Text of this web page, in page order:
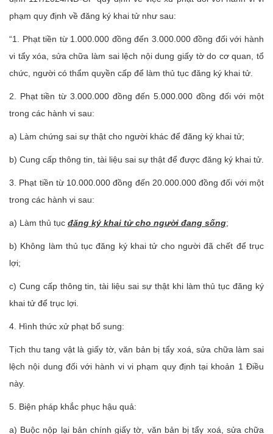
phạm quy định về đăng ký khai tử như sau:
“1. Phạt tiền từ 1.000.000 đồng đến 3.000.000 đồng đối với hành
vi tẩy xóa, sửa chữa làm sai lệch nội dung giấy tờ do cơ quan, tổ
chức, người có thẩm quyền cấp để làm thủ tục đăng ký khai tử.
2. Phạt tiền từ 3.000.000 đồng đến 5.000.000 đồng đối với một
trong các hành vi sau:
a) Làm chứng sai sự thật cho người khác để đăng ký khai tử;
b) Cung cấp thông tin, tài liệu sai sự thật để được đăng ký khai tử.
3. Phạt tiền từ 10.000.000 đồng đến 20.000.000 đồng đối với một
trong các hành vi sau:
a) Làm thủ tục đăng ký khai tử cho người đang sống;
b) Không làm thủ tục đăng ký khai tử cho người đã chết để trục
lợi;
c) Cung cấp thông tin, tài liệu sai sự thật khi làm thủ tục đăng ký
khai tử để trục lợi.
4. Hình thức xử phạt bổ sung:
Tịch thu tang vật là giấy tờ, văn bản bị tẩy xoá, sửa chữa làm sai
lệch nội dung đối với hành vi vi phạm quy định tại khoản 1 Điều
này.
5. Biện pháp khắc phục hậu quả:
a) Buộc nộp lại bản chính giấy tờ, văn bản bị tẩy xoá, sửa chữa